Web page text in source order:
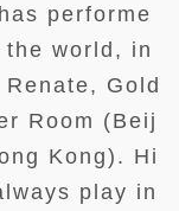
performe
world, in
Gold
Room (Beij
Kong). Hi
play in